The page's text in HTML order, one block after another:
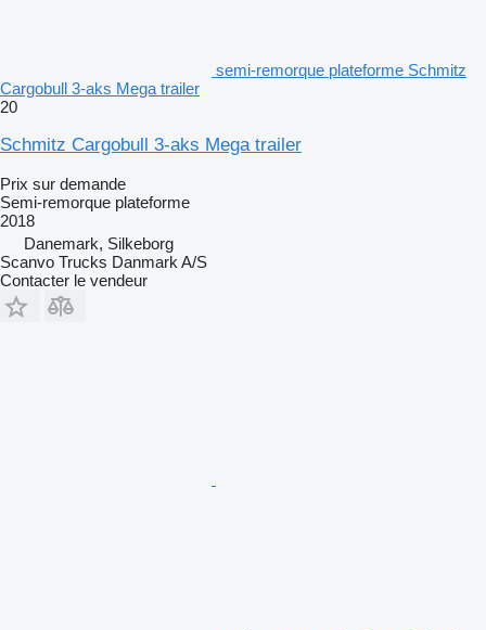
semi-remorque plateforme Schmitz
Cargobull 3-aks Mega trailer
20
Schmitz Cargobull 3-aks Mega trailer
Prix sur demande
Semi-remorque plateforme
2018
Danemark, Silkeborg
Scanvo Trucks Danmark A/S
Contacter le vendeur